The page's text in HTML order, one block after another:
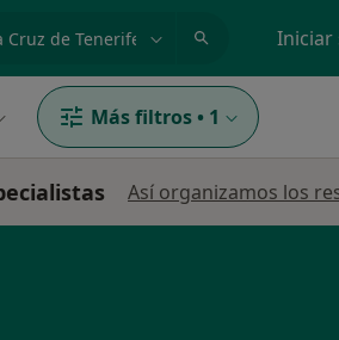
Iniciar
Más filtros • 1
Así organizamos los